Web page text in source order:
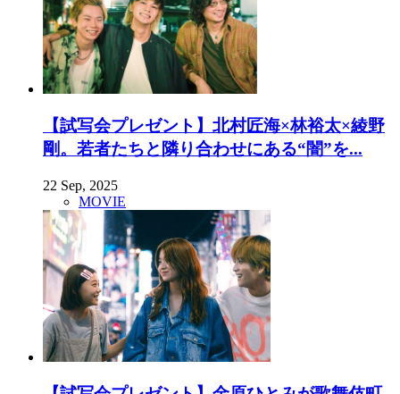
【試写会プレゼント】北村匠海×林裕太×綾野
剛。若者たちと隣り合わせにある“闇”を...
22 Sep, 2025
MOVIE